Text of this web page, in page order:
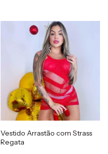
Vestido Arrastão com Strass
Regata